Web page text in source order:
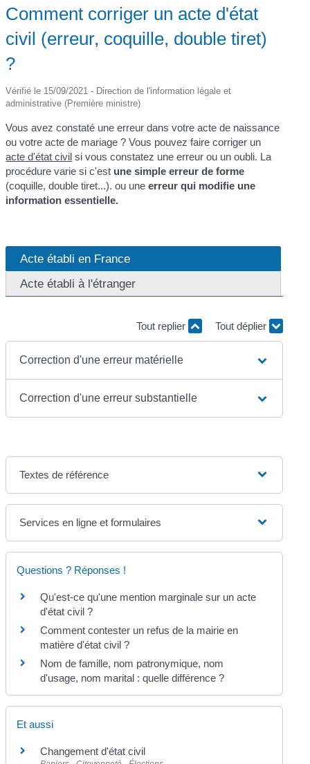
Comment corriger un acte d'état
civil (erreur, coquille, double tiret)
?
Vérifié le 15/09/2021 - Direction de l'information légale et
administrative (Première ministre)
Vous avez constaté une erreur dans votre acte de naissance
ou votre acte de mariage ? Vous pouvez faire corriger un
acte d'état civil si vous constatez une erreur ou un oubli. La
procédure varie si c'est une simple erreur de forme
(coquille, double tiret...). ou uneerreur qui modifie une
information essentielle.
Acte établi en France
Acte établi à l'étranger
Tout replier Tout déplier
Correction d'une erreur matérielle
Correction d'une erreur substantielle
Textes de référence
Services en ligne et formulaires
Questions ? Réponses !
Qu'est-ce qu'une mention marginale sur un acte
d'état civil ?
Comment contester un refus de la mairie en
matière d'état civil ?
Nom de famille, nom patronymique, nom
d'usage, nom marital : quelle différence ?
Et aussi
Changement d'état civil